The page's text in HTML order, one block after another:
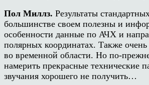
Пол Миллз. Результаты
большинстве своем полезны и
особенности данные по АЧХ и
полярных координатах. Также
во временной области. Но по-
намерить прекрасные технические
звучания хорошего не получить…